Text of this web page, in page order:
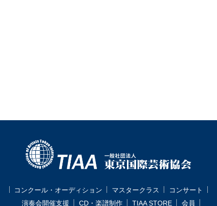
コンクール・オーディション マスタークラス
コンサート
演奏会開催支援
CD・楽譜制作 TIAA STORE 会員